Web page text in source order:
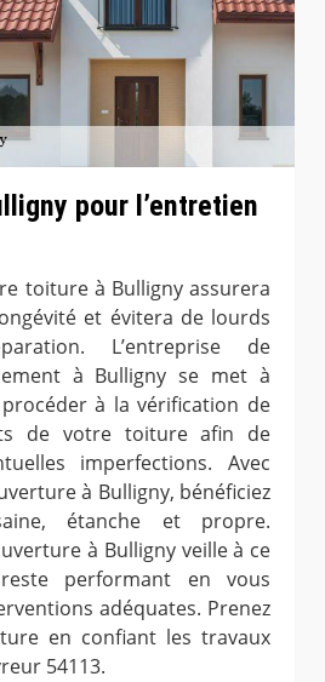
pour l’entretien
toiture à Bulligny assurera
et évitera de lourds
L’entreprise de
à Bulligny se met à
à la vérification de
de votre toiture afin de
imperfections. Avec
à Bulligny, bénéficiez
étanche et propre.
à Bulligny veille à ce
performant en vous
adéquates. Prenez
en confiant les travaux
54113.